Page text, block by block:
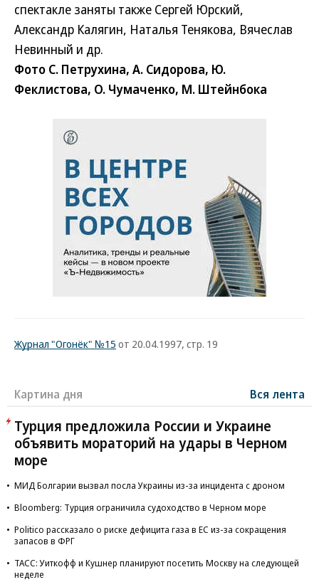
спектакле заняты также Сергей Юрский,
Александр Калягин, Наталья Тенякова, Вячеслав
Невинный и др.
Фото С. Петрухина, А. Сидорова, Ю.
Феклистова, О. Чумаченко, М. Штейнбока
Журнал "Огонёк" №15 от 20.04.1997, стр. 19
Картина дня Вся лента
Турция предложила России и Украине
объявить мораторий на удары в Черном
море
МИД Болгарии вызвал посла Украины из-за инцидента с дроном
Bloomberg: Турция ограничила судоходство в Черном море
Politico рассказало о риске дефицита газа в ЕС из-за сокращения
запасов в ФРГ
ТАСС: Уиткофф и Кушнер планируют посетить Москву на следующей
неделе